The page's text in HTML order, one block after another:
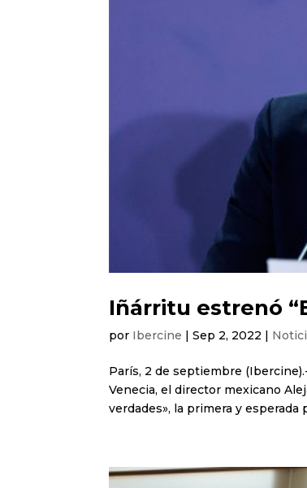
Iñárritu estrenó
por Ibercine |Sep 2, 2022 |
París, 2 de septiembre
Venecia, el director mexicano
verdades», la primera y esperada